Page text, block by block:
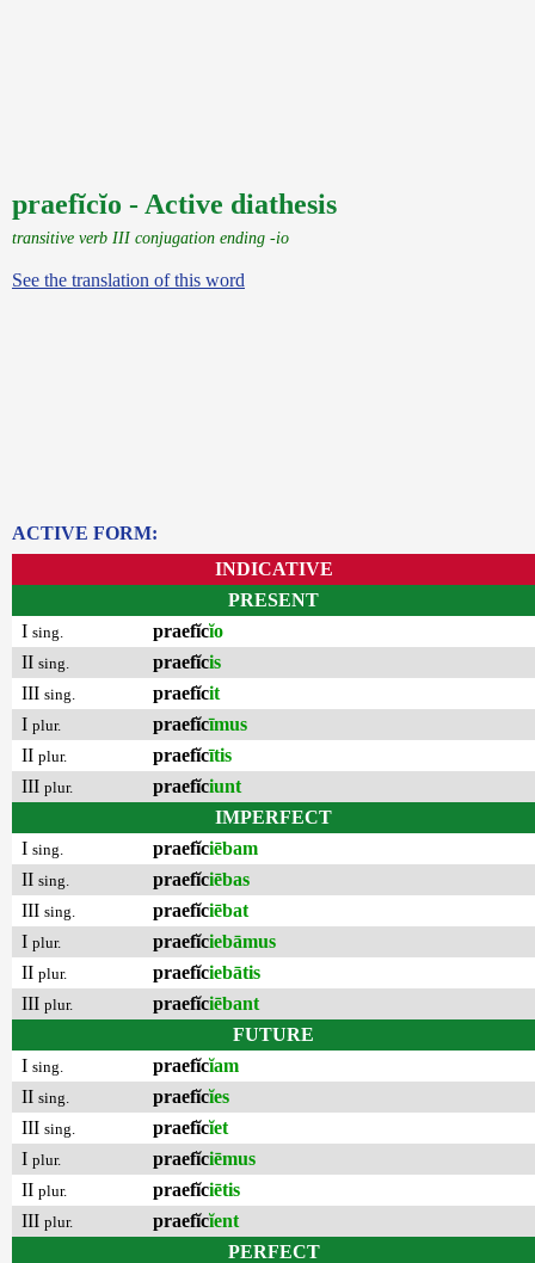
praefĭcĭo - Active diathesis
transitive verb III conjugation ending -io
See the translation of this word
ACTIVE FORM:
INDICATIVE
PRESENT
I sing. praefĭcĭo
II sing. praefĭcis
III sing. praefĭcit
I plur. praefĭcīmus
II plur. praefĭcītis
III plur. praefĭciunt
IMPERFECT
I sing. praefĭciēbam
II sing. praefĭciēbas
III sing. praefĭciēbat
I plur. praefĭciebāmus
II plur. praefĭciebātis
III plur. praefĭciēbant
FUTURE
I sing. praefĭcĭam
II sing. praefĭcĭes
III sing. praefĭcĭet
I plur. praefĭciēmus
II plur. praefĭciētis
III plur. praefĭcĭent
PERFECT